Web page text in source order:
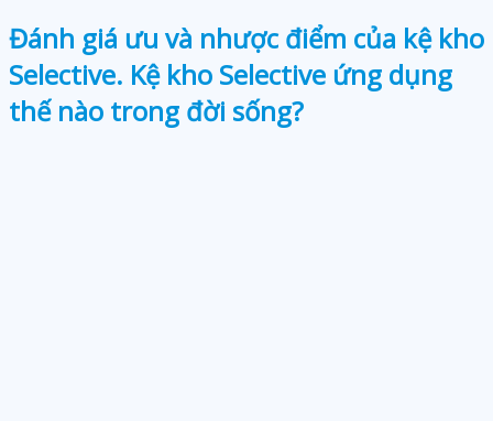
Đánh giá ưu và nhược điểm của kệ kho
Selective. Kệ kho Selective ứng dụng
thế nào trong đời sống?